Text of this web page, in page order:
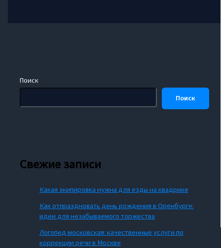
Поиск
Поиск
Свежие записи
Какая экипировка нужна для езды на квадрике
Как отпраздновать день рождения в Оренбурге:
идеи для незабываемого торжества
Логопед московская: качественные услуги по
коррекции речи в Москве